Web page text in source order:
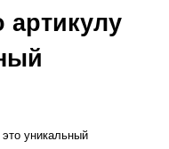
артикулу
уникальный